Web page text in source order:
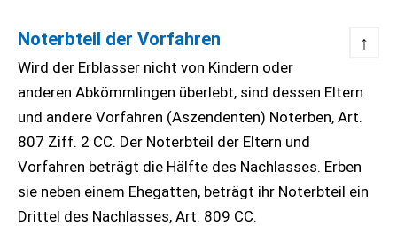
Noterbteil der Vorfahren ↑
Wird der Erblasser nicht von Kindern oder
anderen Abkömmlingen überlebt, sind dessen Eltern
und andere Vorfahren (Aszendenten) Noterben, Art.
807 Ziff. 2 CC. Der Noterbteil der Eltern und
Vorfahren beträgt die Hälfte des Nachlasses. Erben
sie neben einem Ehegatten, beträgt ihr Noterbteil ein
Drittel des Nachlasses, Art. 809 CC.